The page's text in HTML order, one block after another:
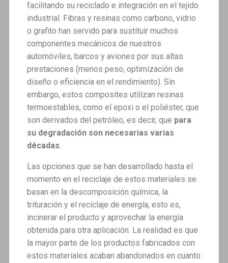
facilitando su reciclado e integración en el tejido
industrial. Fibras y resinas como carbono, vidrio
o grafito han servido para sustituir muchos
componentes mecánicos de nuestros
automóviles, barcos y aviones por sus altas
prestaciones (menos peso, optimización de
diseño o eficiencia en el rendimiento). Sin
embargo, estos composites utilizan resinas
termoestables, como el epoxi o el poliéster, que
son derivados del petróleo, es decir, que para
su degradación son necesarias varias
décadas.
Las opciones que se han desarrollado hasta el
momento en el reciclaje de estos materiales se
basan en la descomposición química, la
trituración y el reciclaje de energía, esto es,
incinerar el producto y aprovechar la energía
obtenida para otra aplicación. La realidad es que
la mayor parte de los productos fabricados con
estos materiales acaban abandonados en cuanto